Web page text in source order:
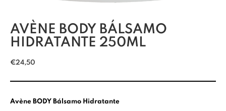
AVÈNE BODY BÁLSAMO
HIDRATANTE 250ML
€24,50
Avène BODY Bálsamo Hidratante